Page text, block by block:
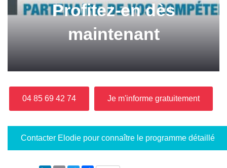
Profitez-en dès
maintenant
04 85 69 42 74 Je m'informe gratuitement
Contacter Elodie pour connaître le programme détaillé